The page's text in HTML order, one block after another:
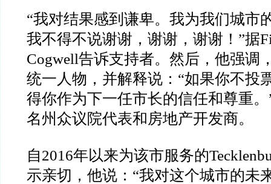
“我对结果感到谦卑。我为我们城市
我不得不说谢谢，谢谢，谢谢！”据
Cogwell告诉支持者。然后，他强调
统一人物，并解释说：“如果你不投
得你作为下一任市长的信任和尊重。
名州众议院代表和房地产开发商。
自2016年以来为该市服务的
示亲切，他说：“我对这个城市的未